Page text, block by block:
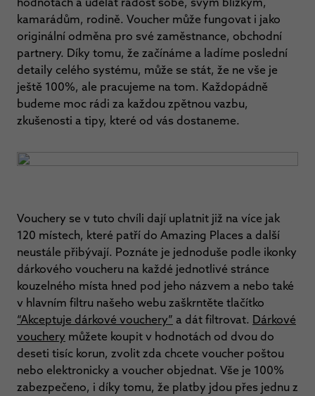
kamarádům, rodině. Voucher může fungovat i jako
originální odměna pro své zaměstnance, obchodní
partnery. Díky tomu, že začínáme a ladíme poslední
detaily celého systému, může se stát, že ne vše je
ještě 100%, ale pracujeme na tom. Každopádně
budeme moc rádi za každou zpětnou vazbu,
zkušenosti a tipy, které od vás dostaneme.
Vouchery se v tuto chvíli dají uplatnit již na více jak
120 místech, které patří do Amazing Places a další
neustále přibývají. Poznáte je jednoduše podle ikonky
dárkového voucheru na každé jednotlivé stránce
kouzelného místa hned pod jeho názvem a nebo také
v hlavním filtru našeho webu zaškrntěte tlačítko
“Akceptuje dárkové vouchery” a dát filtrovat. Dárkové
vouchery můžete koupit v hodnotách od dvou do
deseti tisíc korun, zvolit zda chcete voucher poštou
nebo elektronicky a voucher objednat. Vše je 100%
zabezpečeno, i díky tomu, že platby jdou přes jednu z